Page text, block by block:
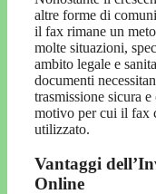
altre forme di
il fax rimane un
molte situazioni,
ambito legale e
documenti
trasmissione sicura
motivo per cui il fax
utilizzato.
Vantaggi
Online